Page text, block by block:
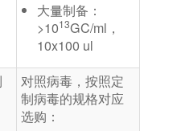
⼤量制备：
>1013GC/ml，
10x100 ul
对照病毒，按照定
制病毒的规格对应
选购：